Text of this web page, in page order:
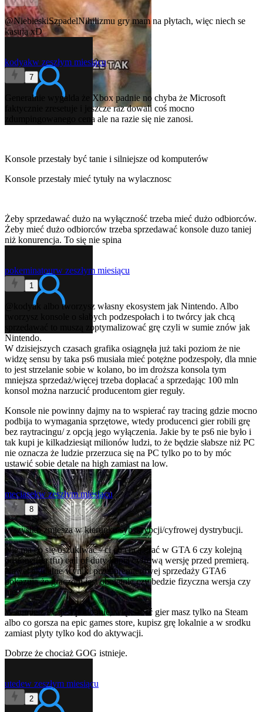
@NiebieskiSzpadelNihilizmu gry mam na płytach, więc niech se
kasują xD
kodyakw zeszłym miesiącu
7
Generalnie wygalda że Xbox padnie no chyba że Microsoft
faktycznie zresetuje i jeszcze raz dowali coś mocno
zdumpingowanego cena ale na razie się nie zanosi.
Konsole przestały być tanie i silniejsze od komputerów
Konsole przestały mieć tytuły na wylacznosc
Żeby sprzedawać dużo na wyłączność trzeba mieć dużo odbiorców.
Żeby mieć dużo odbiorców trzeba sprzedawać konsole duzo taniej
niż konurencja. To się nie spina
pokeminatourw zeszłym miesiącu
1
@kodyak
albo tworzysz własny ekosystem jak Nintendo. Albo
tworzysz konsole o słabych podzespołach i to twórcy jak chcą
sprzedawać to muszą zoptymalizować grę czyli w sumie znów jak
Nintendo.
W dzisiejszych czasach grafika osiągnęła już taki poziom że nie
widzę sensu by taka ps6 musiała mieć potężne podzespoły, dla mnie
to jest strzelanie sobie w kolano, bo im droższa konsola tym
mniejsza sprzedaż/więcej trzeba dopłacać a sprzedając 100 mln
konsol można narzucić producentom gier reguły.
Konsole nie powinny dajmy na to wspierać ray tracing gdzie mocno
podbija to wymagania sprzętowe, wtedy producenci gier robili grę
bez raytracingu/ z opcją jego wyłączenia. Jakie by te ps6 nie było i
tak kupi je kilkadziesiąt milionów ludzi, to że będzie słabsze niż PC
nie oznacza że ludzie przerzuca się na PC tylko po to by móc
ustawić sobie detale na high zamiast na low.
meciasekw zeszłym miesiącu
8
Wszystko zmiesza w kierunku sybskrybcji/cyfrowej dystrybucji.
Nie ma co się oszukiwać - ci co chcą grać w GTA 6 czy kolejną
odsłonę (ha tfu) call of duty kupią cyfrową wersję przed premierą.
Nawet aktualne wyniki przedpremierowej sprzedaży GTA6
pokazują że graczom jest obojetnie czy bedzie fizyczna wersja czy
nie.
W sumie z PC jest podobnie, większość gier masz tylko na Steam
albo co gorsza na epic games store, kupisz grę lokalnie a w srodku
zamiast plyty tylko kod do aktywacji.
Dobrze że chociaż GOG istnieje.
utedew zeszłym miesiącu
2